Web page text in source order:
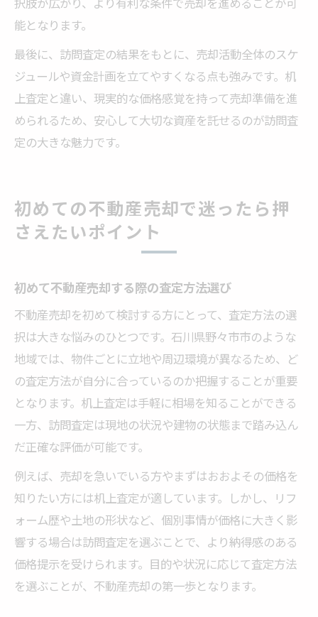
能となります。
最後に、訪問査定の結果をもとに、売却活動全体のスケ
ジュールや資金計画を立てやすくなる点も強みです。机
上査定と違い、現実的な価格感覚を持って売却準備を進
められるため、安心して大切な資産を託せるのが訪問査
定の大きな魅力です。
初めての不動産売却で迷ったら押
さえたいポイント
初めて不動産売却する際の査定方法選び
不動産売却を初めて検討する方にとって、査定方法の選
択は大きな悩みのひとつです。石川県野々市市のような
地域では、物件ごとに立地や周辺環境が異なるため、ど
の査定方法が自分に合っているのか把握することが重要
となります。机上査定は手軽に相場を知ることができる
一方、訪問査定は現地の状況や建物の状態まで踏み込ん
だ正確な評価が可能です。
例えば、売却を急いでいる方やまずはおおよその価格を
知りたい方には机上査定が適しています。しかし、リフ
ォーム歴や土地の形状など、個別事情が価格に大きく影
響する場合は訪問査定を選ぶことで、より納得感のある
価格提示を受けられます。目的や状況に応じて査定方法
を選ぶことが、不動産売却の第一歩となります。